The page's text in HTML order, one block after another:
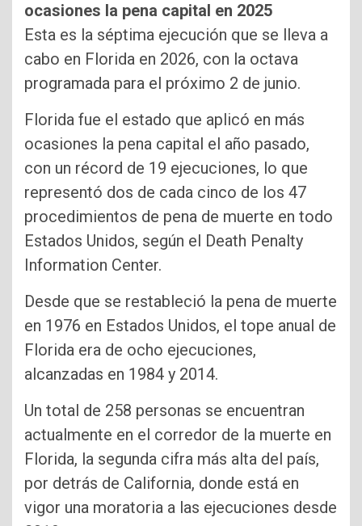
ocasiones la pena capital en 2025
Esta es la séptima ejecución que se lleva a
cabo en Florida en 2026, con la octava
programada para el próximo 2 de junio.
Florida fue el estado que aplicó en más
ocasiones la pena capital el año pasado,
con un récord de 19 ejecuciones, lo que
representó dos de cada cinco de los 47
procedimientos de pena de muerte en todo
Estados Unidos, según el Death Penalty
Information Center.
Desde que se restableció la pena de muerte
en 1976 en Estados Unidos, el tope anual de
Florida era de ocho ejecuciones,
alcanzadas en 1984 y 2014.
Un total de 258 personas se encuentran
actualmente en el corredor de la muerte en
Florida, la segunda cifra más alta del país,
por detrás de California, donde está en
vigor una moratoria a las ejecuciones desde